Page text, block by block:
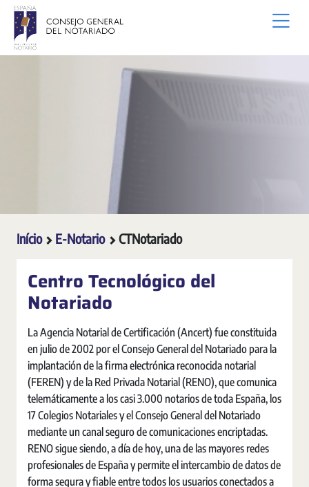
Pular para o Conteúdo principal
Início E-Notario CTNotariado
Centro Tecnológico del
Notariado
La Agencia Notarial de Certificación (Ancert) fue constituida
en julio de 2002 por el Consejo General del Notariado para la
implantación de la firma electrónica reconocida notarial
(FEREN) y de la Red Privada Notarial (RENO), que comunica
telemáticamente a los casi 3.000 notarios de toda España, los
17 Colegios Notariales y el Consejo General del Notariado
mediante un canal seguro de comunicaciones encriptadas.
RENO sigue siendo, a día de hoy, una de las mayores redes
profesionales de España y permite el intercambio de datos de
forma segura y fiable entre todos los usuarios conectados a